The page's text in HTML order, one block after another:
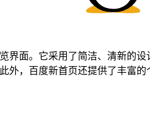
界面。它采用了简洁、清新的
外，百度新首页还提供了丰富